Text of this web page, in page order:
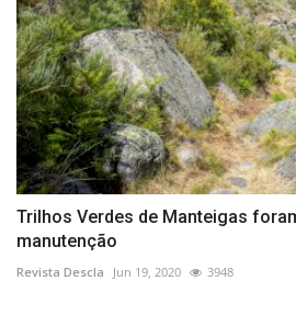
Trilhos Verdes de Manteigas
manutenção
Revista Descla Jun 19, 2020 3948